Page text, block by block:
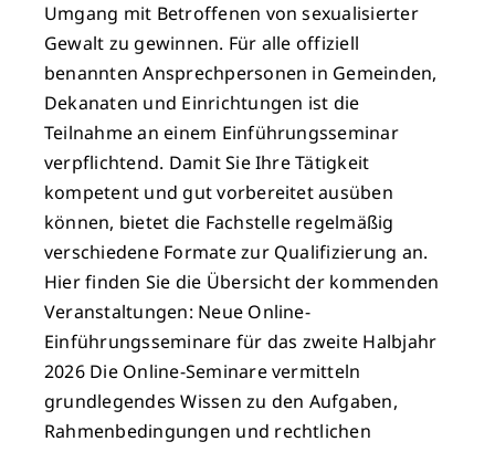
Umgang mit Betroffenen von sexualisierter
Gewalt zu gewinnen. Für alle offiziell
benannten Ansprechpersonen in Gemeinden,
Dekanaten und Einrichtungen ist die
Teilnahme an einem Einführungsseminar
verpflichtend. Damit Sie Ihre Tätigkeit
kompetent und gut vorbereitet ausüben
können, bietet die Fachstelle regelmäßig
verschiedene Formate zur Qualifizierung an.
Hier finden Sie die Übersicht der kommenden
Veranstaltungen: Neue Online-
Einführungsseminare für das zweite Halbjahr
2026 Die Online-Seminare vermitteln
grundlegendes Wissen zu den Aufgaben,
Rahmenbedingungen und rechtlichen